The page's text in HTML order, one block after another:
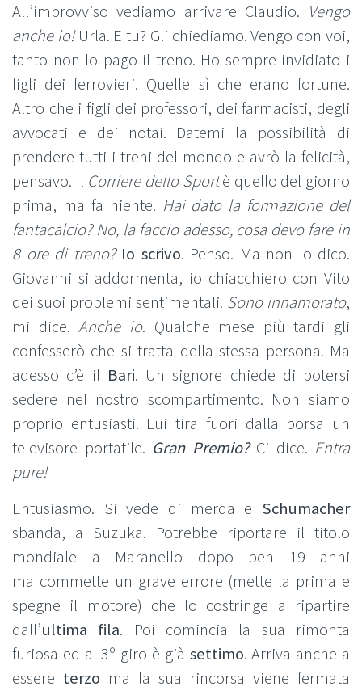
All’improvviso vediamo arrivare Claudio. Vengo
anche io!Urla. E tu? Gli chiediamo. Vengo con voi,
tanto non lo pago il treno. Ho sempre invidiato i
figli dei ferrovieri. Quelle sì che erano fortune.
Altro che i figli dei professori, dei farmacisti, degli
avvocati e dei notai. Datemi la possibilità di
prendere tutti i treni del mondo e avrò la felicità,
pensavo. Il Corriere dello Sportè quello del giorno
prima, ma fa niente. Hai dato la formazione del
fantacalcio? No, la faccio adesso, cosa devo fare in
8 ore di treno? Io scrivo. Penso. Ma non lo dico.
Giovanni si addormenta, io chiacchiero con Vito
dei suoi problemi sentimentali. Sono innamorato,
mi dice.Anche io. Qualche mese più tardi gli
confesserò che si tratta della stessa persona. Ma
adesso c’è il Bari. Un signore chiede di potersi
sedere nel nostro scompartimento. Non siamo
proprio entusiasti. Lui tira fuori dalla borsa un
televisore portatile. Gran Premio? Ci dice. Entra
pure!
Entusiasmo. Si vede di merda e Schumacher
sbanda, a Suzuka. Potrebbe riportare il titolo
mondiale a Maranello dopo ben 19 anni
ma commette un grave errore (mette la prima e
spegne il motore) che lo costringe a ripartire
dall’ultima fila. Poi comincia la sua rimonta
furiosa ed al 3º giro è già settimo. Arriva anche a
essere terzo ma la sua rincorsa viene fermata